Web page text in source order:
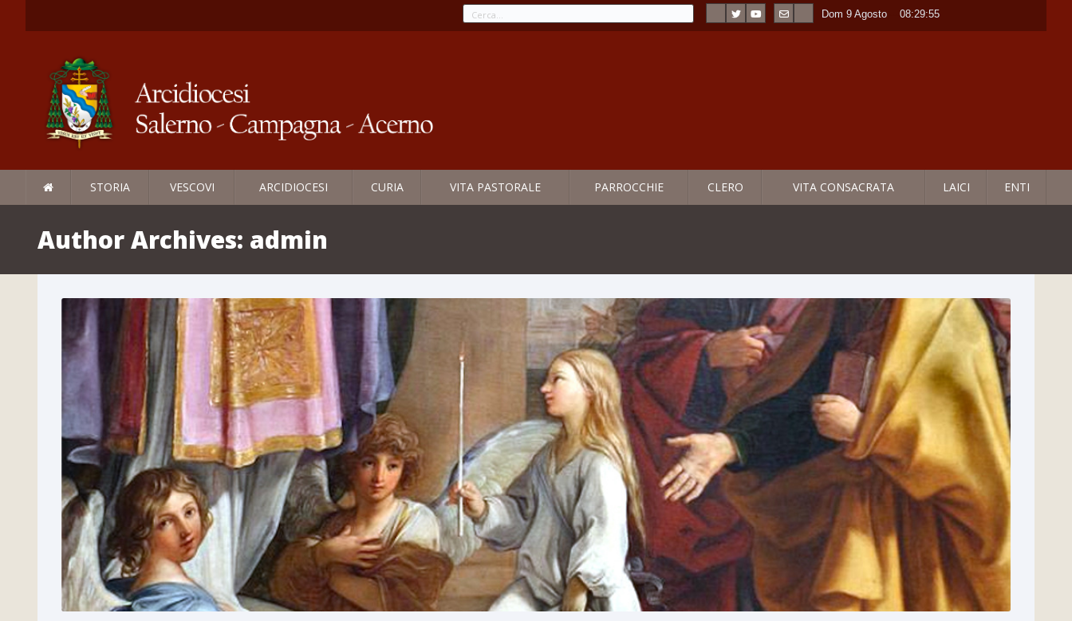
Dom 9 Agosto ----08:29:57
STORIA VESCOVI ARCIDIOCESI CURIA VITA PASTORALE PARROCCHIE CLERO VITA CONSACRATA LAICI ENTI
Author Archives: admin